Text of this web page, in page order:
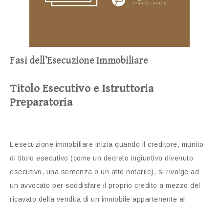
Fasi dell’Esecuzione Immobiliare
Titolo Esecutivo e Istruttoria
Preparatoria
L’esecuzione immobiliare inizia quando il creditore, munito
di titolo esecutivo (come un decreto ingiuntivo divenuto
esecutivo, una sentenza o un atto notarile), si rivolge ad
un avvocato per soddisfare il proprio credito a mezzo del
ricavato della vendita di un immobile appartenente al